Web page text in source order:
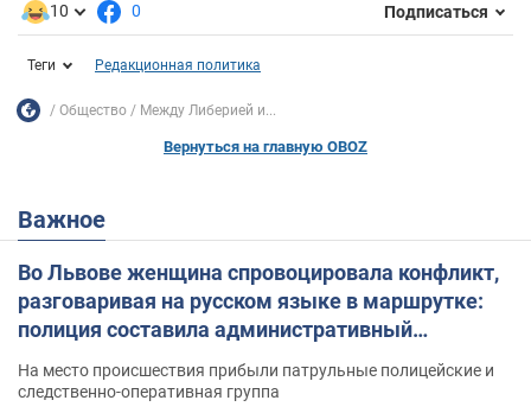
10 0 Подписаться
Теги Редакционная политика
Общество Между Либерией и...
Вернуться на главную OBOZ
Важное
Во Львове женщина спровоцировала конфликт,
разговаривая на русском языке в маршрутке:
полиция составила административный
На место происшествия прибыли патрульные полицейские и
следственно-оперативная группа